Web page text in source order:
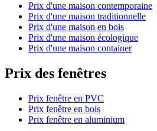
Prix d'une maison contemporaine
Prix d'une maison traditionnelle
Prix d'une maison en bois
Prix d'une maison écologique
Prix d'une maison container
Prix des fenêtres
Prix fenêtre en PVC
Prix fenêtre en bois
Prix fenêtre en aluminium